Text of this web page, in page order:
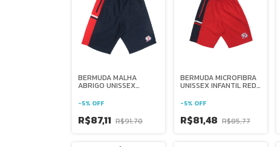
BERMUDA MALHA
ABRIGO UNISSEX
SALESIANA BRASIL
-5% OFF
R$87,11 R$91,70
BERMUDA MICROFIBRA
UNISSEX INFANTIL REDE
-5% OFF
R$81,48 R$85,77